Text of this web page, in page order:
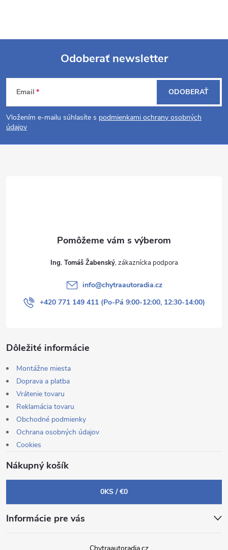
v
p
i
s
u
Z
á
p
Odoberať newsletter
Email
Vložením e-mailu súhlasíte s podmienkami ochrany osobných
údajov
ODOBERAŤ
Ing. Tomáš Žabenský
info@chytraautoradia.cz
+420 771 149 411 (Po-Pá 9:00-12:00, 12:30-14:00)
Dôležité informácie
Montážne miesta
Doprava a platba
Vrátenie tovaru
Reklamácia tovaru
Obchodné podmienky
Ochrana osobných údajov
Cookies
Nákupný košík
0KS /€0
Informácie pre vás